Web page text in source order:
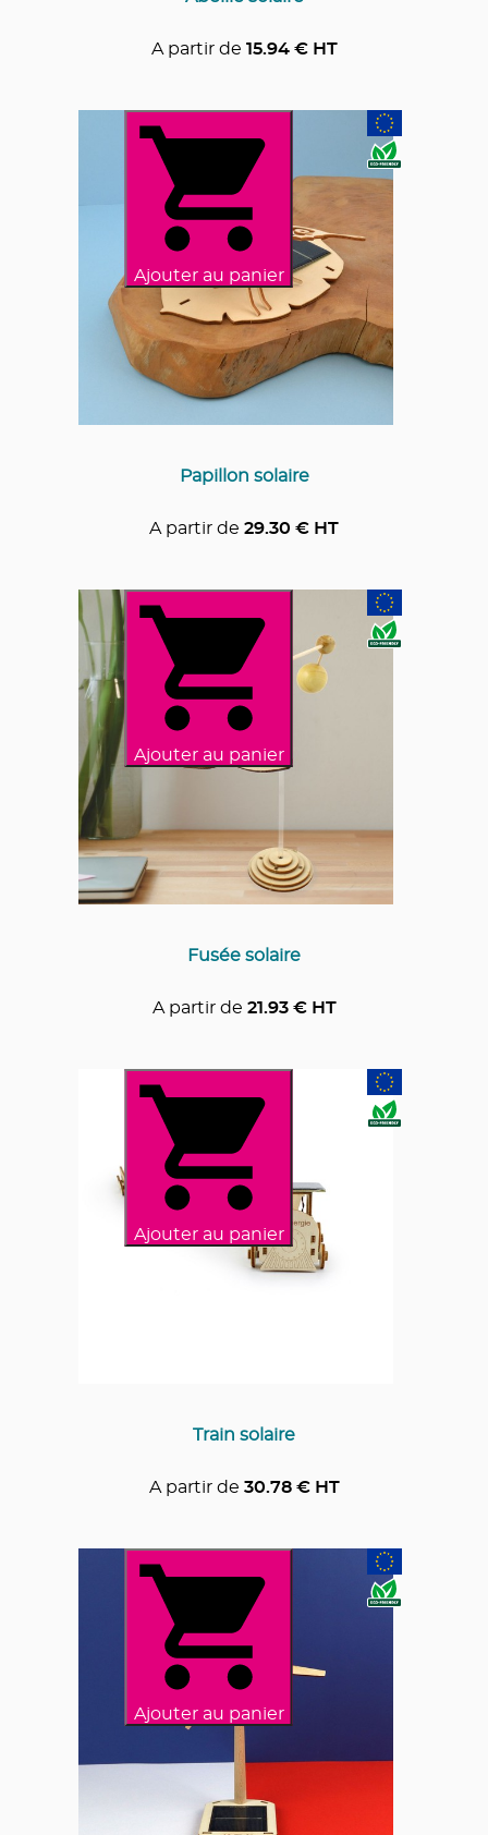
A partir de 15.94€ HT
Ajouter au panier
Papillon solaire
A partir de 29.30 € HT
Ajouter au panier
Fusée solaire
A partir de 21.93€ HT
Ajouter au panier
Train solaire
A partir de 30.78€ HT
Ajouter au panier